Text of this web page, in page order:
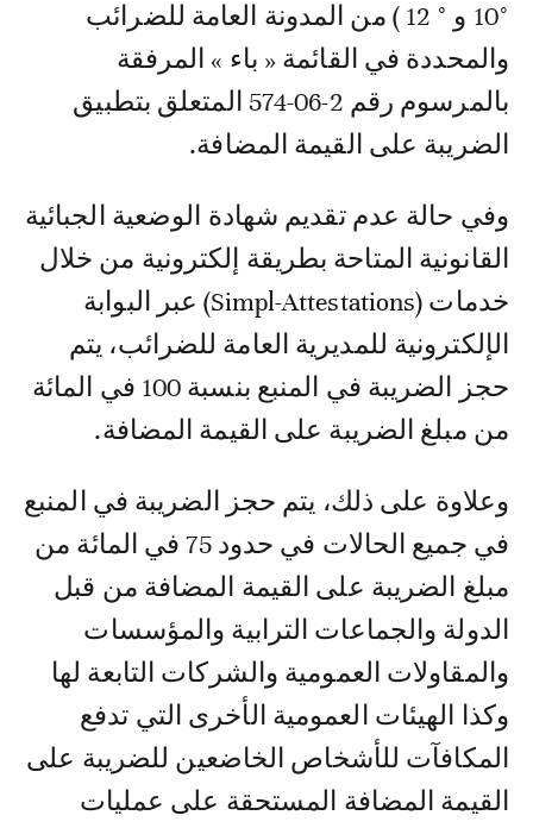
°10 و ° 12 ) من المدونة العامة للضرائب
والمحددة في القائمة « باء » المرفقة
بالمرسوم رقم 2-06-574 المتعلق بتطبيق
الضريبة على القيمة المضافة.
وفي حالة عدم تقديم شهادة الوضعية الجبائية
القانونية المتاحة بطريقة إلكترونية من خلال
خدمات (Simpl-Attestations) عبر البوابة
الإلكترونية للمديرية العامة للضرائب، يتم
حجز الضريبة في المنبع بنسبة 100 في المائة
من مبلغ الضريبة على القيمة المضافة.
وعلاوة على ذلك، يتم حجز الضريبة في المنبع
في جميع الحالات في حدود 75 في المائة من
مبلغ الضريبة على القيمة المضافة من قبل
الدولة والجماعات الترابية والمؤسسات
والمقاولات العمومية والشركات التابعة لها
وكذا الهيئات العمومية الأخرى التي تدفع
المكافآت للأشخاص الخاضعين للضريبة على
القيمة المضافة المستحقة على عمليات